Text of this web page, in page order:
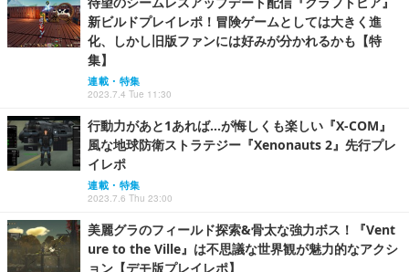
新ビルドプレイレポ！冒険ゲームとしては大きく進
化、しかし旧版ファンには好みが分かれるかも【特
集】
連載・特集
2023.7.4 Tue 11:30
行動力があと1あれば…が悔しくも楽しい『X-COM』
風な地球防衛ストラテジー『Xenonauts 2』先行プレ
イレポ
連載・特集
2023.7.6 Thu 23:00
美麗グラのフィールド探索&骨太な強力ボス！『Vent
ure to the Ville』は不思議な世界観が魅力的なアクシ
ョン【デモ版プレイレポ】